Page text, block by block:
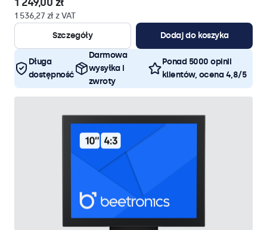
1 536,27 zł z VAT
Szczegóły
Dodaj do koszyka
Długa
dostępność
Darmowa
wysyłka i
zwroty
Ponad 5000 opinii
klientów, ocena 4,8/5